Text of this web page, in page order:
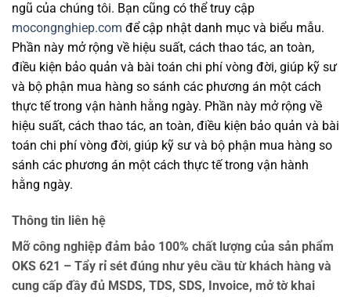
ngũ của chúng tôi. Bạn cũng có thể truy cập
mocongnghiep.com để cập nhật danh mục và biểu mẫu.
Phần này mở rộng về hiệu suất, cách thao tác, an toàn,
điều kiện bảo quản và bài toán chi phí vòng đời, giúp kỹ sư
và bộ phận mua hàng so sánh các phương án một cách
thực tế trong vận hành hằng ngày. Phần này mở rộng về
hiệu suất, cách thao tác, an toàn, điều kiện bảo quản và bài
toán chi phí vòng đời, giúp kỹ sư và bộ phận mua hàng so
sánh các phương án một cách thực tế trong vận hành
hằng ngày.
Thông tin liên hệ
Mỡ công nghiệp đảm bảo 100% chất lượng của sản phẩm
OKS 621 – Tẩy rỉ sét đúng như yêu cầu từ khách hàng và
cung cấp đầy đủ MSDS, TDS, SDS, Invoice, mở tờ khai